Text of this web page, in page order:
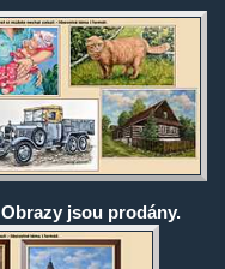
Obrazy jsou prodány.